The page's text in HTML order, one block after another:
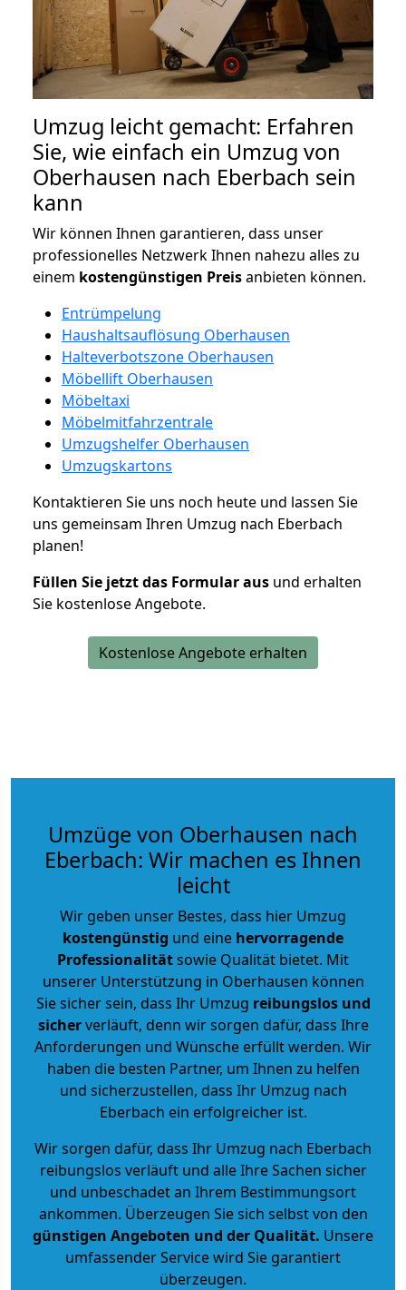
Umzug leicht gemacht: Erfahren
Sie, wie einfach ein Umzug von
Oberhausen nach Eberbach sein
kann
Wir können Ihnen garantieren, dass unser
professionelles Netzwerk Ihnen nahezu alles zu
einem kostengünstigen Preisanbieten können.
Entrümpelung
Haushaltsauflösung Oberhausen
Halteverbotszone Oberhausen
Möbellift Oberhausen
Möbeltaxi
Möbelmitfahrzentrale
Umzugshelfer Oberhausen
Umzugskartons
Kontaktieren Sie uns noch heute und lassen Sie
uns gemeinsam Ihren Umzug nach Eberbach
planen!
Füllen Sie jetzt das Formular aus und erhalten
Sie kostenlose Angebote.
Kostenlose Angebote erhalten
Umzüge von Oberhausen nach
Eberbach: Wir machen es Ihnen
leicht
Wir geben unser Bestes, dass hier Umzug
kostengünstig und eine hervorragende
Professionalitätsowie Qualität bietet. Mit
unserer Unterstützung in Oberhausen können
Sie sicher sein, dass Ihr Umzug reibungslos und
sicherverläuft, denn wir sorgen dafür, dass Ihre
Anforderungen und Wünsche erfüllt werden. Wir
haben die besten Partner, um Ihnen zu helfen
und sicherzustellen, dass Ihr Umzug nach
Eberbach ein erfolgreicher ist.
Wir sorgen dafür, dass Ihr Umzug nach Eberbach
reibungslos verläuft und alle Ihre Sachen sicher
und unbeschadet an Ihrem Bestimmungsort
ankommen. Überzeugen Sie sich selbst von den
günstigen Angeboten und der Qualität. Unsere
umfassender Service wird Sie garantiert
überzeugen.